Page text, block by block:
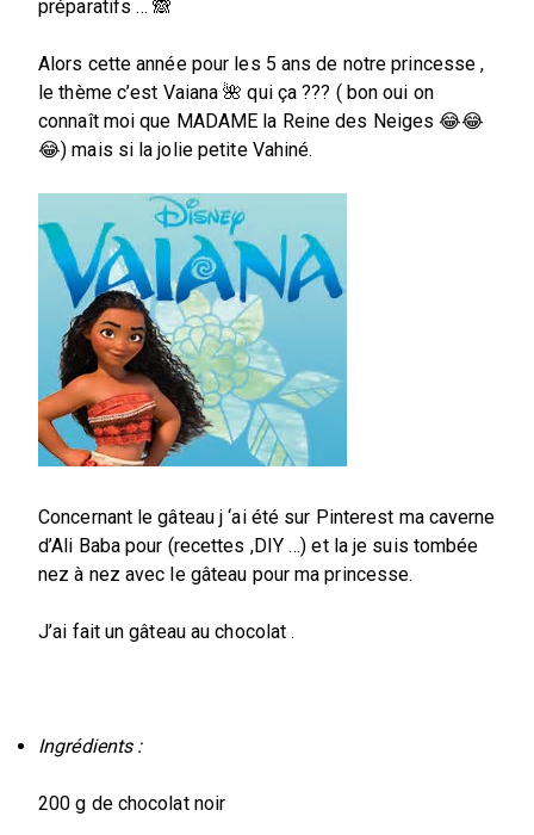
préparatifs … 🙈
Alors cette année pour les 5 ans de notre princesse ,
le thème c’est Vaiana 🌺 qui ça ??? ( bon oui on
connaît moi que MADAME la Reine des Neiges 😂😂
😂) mais si la jolie petite Vahiné.
Concernant le gâteau j ‘ai été sur Pinterest ma caverne
d’Ali Baba pour (recettes ,DIY …) et la je suis tombée
nez à nez avec le gâteau pour ma princesse.
J’ai fait un gâteau au chocolat .
Ingrédients :
200 g de chocolat noir